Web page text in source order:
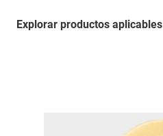
Explorar productos aplicables